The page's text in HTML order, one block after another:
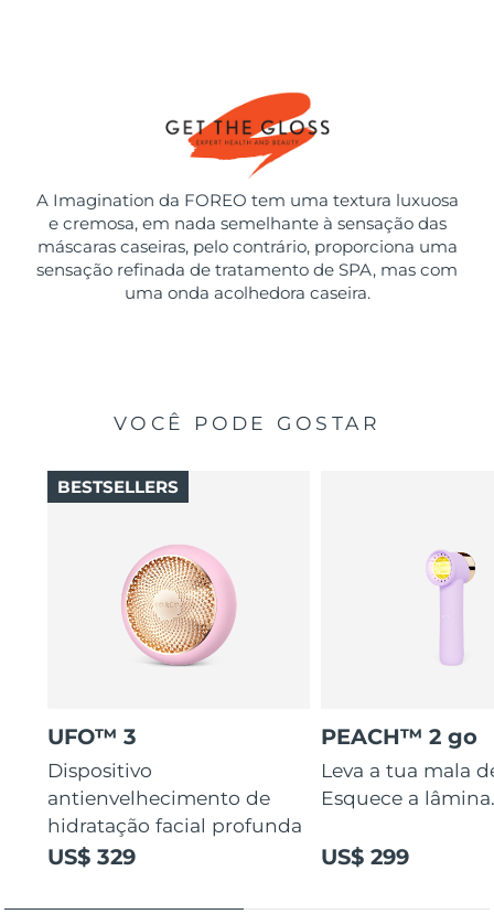
A Imagination da FOREO tem uma textura luxuosa
e cremosa, em nada semelhante à sensação das
máscaras caseiras, pelo contrário, proporciona uma
sensação refinada de tratamento de SPA, mas com
uma onda acolhedora caseira.
VOCÊ PODE GOSTAR
UFO™ 3
Dispositivo
antienvelhecimento de
hidratação facial profunda
US$ 329
BESTSELLERS
PEACH™ 2 go
Leva a tua mala
Esquece a
US$ 299